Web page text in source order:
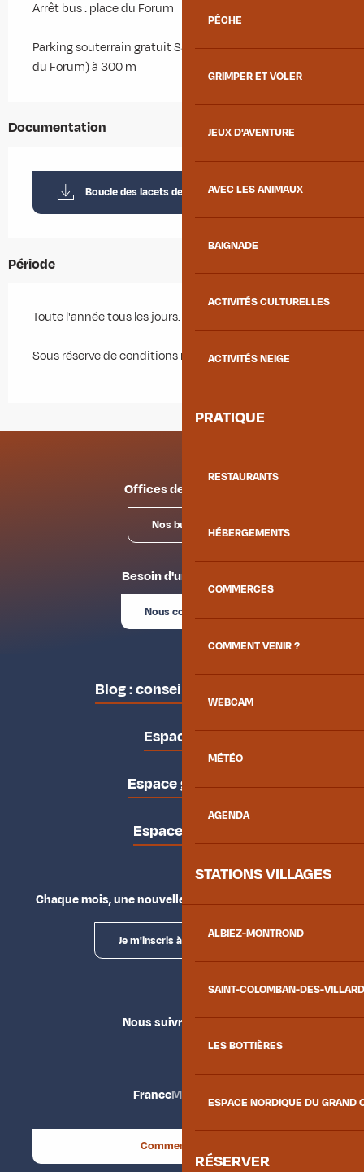
PÊCHE
GRIMPER ET VOLER
JEUX D'AVENTURE
AVEC LES ANIMAUX
BAIGNADE
ACTIVITÉS CULTURELLES
ACTIVITÉS NEIGE
PRATIQUE
RESTAURANTS
HÉBERGEMENTS
COMMERCES
COMMENT VENIR ?
WEBCAM
MÉTÉO
AGENDA
STATIONS VILLAGES
ALBIEZ-MONTROND
SAINT-COLOMBAN-DES-
LES BOTTIÈRES
ESPACE NORDIQUE DU GRAND
RÉSERVER
Arrêt bus : place du Forum
Parking souterrain gratuit Saint-Antoine (sous la place
du Forum) à 300 m
Documentation
Boucle des lacets de Montvernier
Période
Toute l'année tous les jours.
Sous réserve de conditions météo favorables.
Offices de tourisme
Nos bureaux
Besoin d'un conseil ?
Nous contacter
Blog : conseils des locaux
Espace pro
Espace groupes
Espace presse
Chaque mois, une nouvelle façon d'explorer la vallée.
Je m'inscris à la newsletter
Nous suivre
FranceMaurienne
Comment venir ?